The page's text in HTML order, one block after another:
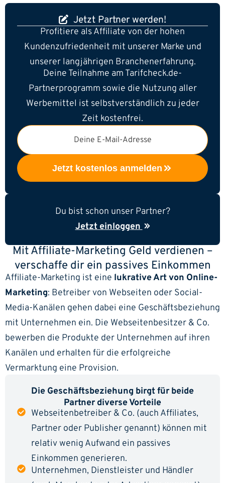
Jetzt Partner werden!
Profitiere als Affiliate von der hohen
Kundenzufriedenheit mit unserer Marke und
unserer langjährigen Branchenerfahrung.
Deine Teilnahme am Tarifcheck.de-
Partnerprogramm sowie die Nutzung aller
Werbemittel ist selbstverständlich zu jeder
Zeit kostenfrei.
Deine E-Mail-Adresse
Jetzt kostenlos anmelden
Du bist schon unser Partner?
Jetzt einloggen
Mit Affiliate-Marketing Geld verdienen –
verschaffe dir ein passives Einkommen
Affiliate-Marketing ist eine lukrative Art von Online-
Marketing: Betreiber von Webseiten oder Social-
Media-Kanälen gehen dabei eine Geschäftsbeziehung
mit Unternehmen ein. Die Webseitenbesitzer & Co.
bewerben die Produkte der Unternehmen auf ihren
Kanälen und erhalten für die erfolgreiche
Vermarktung eine Provision.
Die Geschäftsbeziehung birgt für beide
Partner diverse Vorteile
Webseitenbetreiber & Co. (auch Affiliates,
Partner oder Publisher genannt) können mit
relativ wenig Aufwand ein passives
Einkommen generieren.
Unternehmen, Dienstleister und Händler